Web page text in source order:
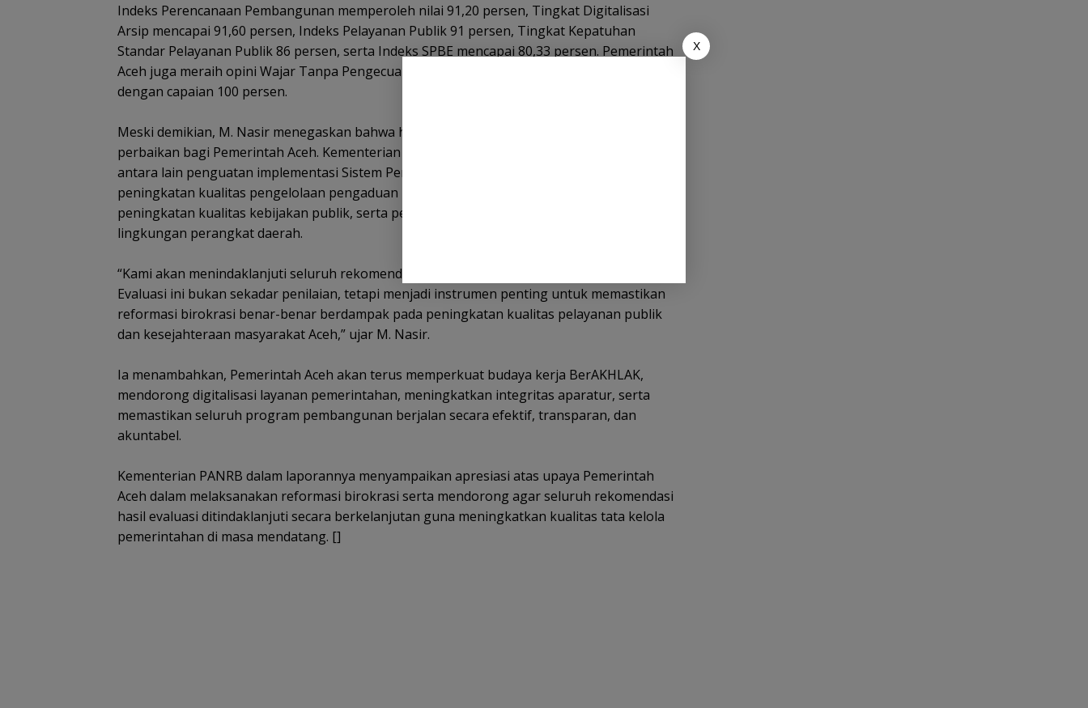
Indeks Perencanaan Pembangunan memperoleh nilai 91,20 persen, Tingkat Digitalisasi
Arsip mencapai 91,60 persen, Indeks Pelayanan Publik 91 persen, Tingkat Kepatuhan
Standar Pelayanan Publik 86 persen, serta Indeks SPBE mencapai 80,33 persen. Pemerintah
Aceh juga meraih opini Wajar Tanpa Pengecualian (WTP) dari Badan Pemeriksa Keuangan
dengan capaian 100 persen.
‎Meski demikian, M. Nasir menegaskan bahwa hasil evaluasi tersebut juga menjadi bahan
perbaikan bagi Pemerintah Aceh. Kementerian PANRB memberikan sejumlah rekomendasi,
antara lain penguatan implementasi Sistem Pemerintahan Berbasis Elektronik (SPBE),
peningkatan kualitas pengelolaan pengaduan masyarakat, penguatan manajemen risiko,
peningkatan kualitas kebijakan publik, serta percepatan pembangunan Zona Integritas di
lingkungan perangkat daerah.
‎“Kami akan menindaklanjuti seluruh rekomendasi yang diberikan Kementerian PANRB.
Evaluasi ini bukan sekadar penilaian, tetapi menjadi instrumen penting untuk memastikan
reformasi birokrasi benar-benar berdampak pada peningkatan kualitas pelayanan publik
dan kesejahteraan masyarakat Aceh,” ujar M. Nasir.
‎Ia menambahkan, Pemerintah Aceh akan terus memperkuat budaya kerja BerAKHLAK,
mendorong digitalisasi layanan pemerintahan, meningkatkan integritas aparatur, serta
memastikan seluruh program pembangunan berjalan secara efektif, transparan, dan
akuntabel.
‎Kementerian PANRB dalam laporannya menyampaikan apresiasi atas upaya Pemerintah
Aceh dalam melaksanakan reformasi birokrasi serta mendorong agar seluruh rekomendasi
hasil evaluasi ditindaklanjuti secara berkelanjutan guna meningkatkan kualitas tata kelola
pemerintahan di masa mendatang. []
X